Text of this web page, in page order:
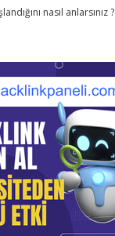
nasıl anlarsınız ?